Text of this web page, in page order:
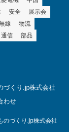
安全
展示会
線
物流
通信
部品
づくり.jp株式会社
わせ
づくり.jp株式会社